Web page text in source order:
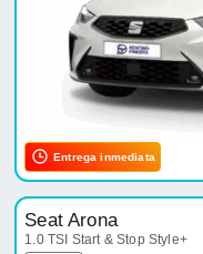
Entrega inmediata
Seat Arona
1.0 TSI Start & Stop Style+